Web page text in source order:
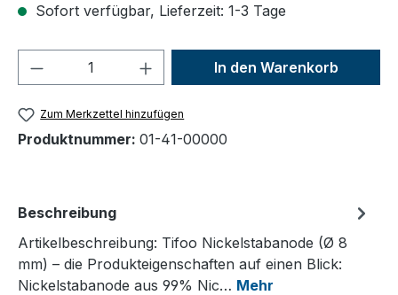
Sofort verfügbar, Lieferzeit: 1-3 Tage
Produkt Anzahl: Gib denIn den Warenkorb
Zum Merkzettel hinzufügen
Produktnummer: 01-41-00000
Beschreibung
Artikelbeschreibung: Tifoo Nickelstabanode (Ø 8
mm) – die Produkteigenschaften auf einen Blick:
Nickelstabanode aus 99% Nic… Mehr